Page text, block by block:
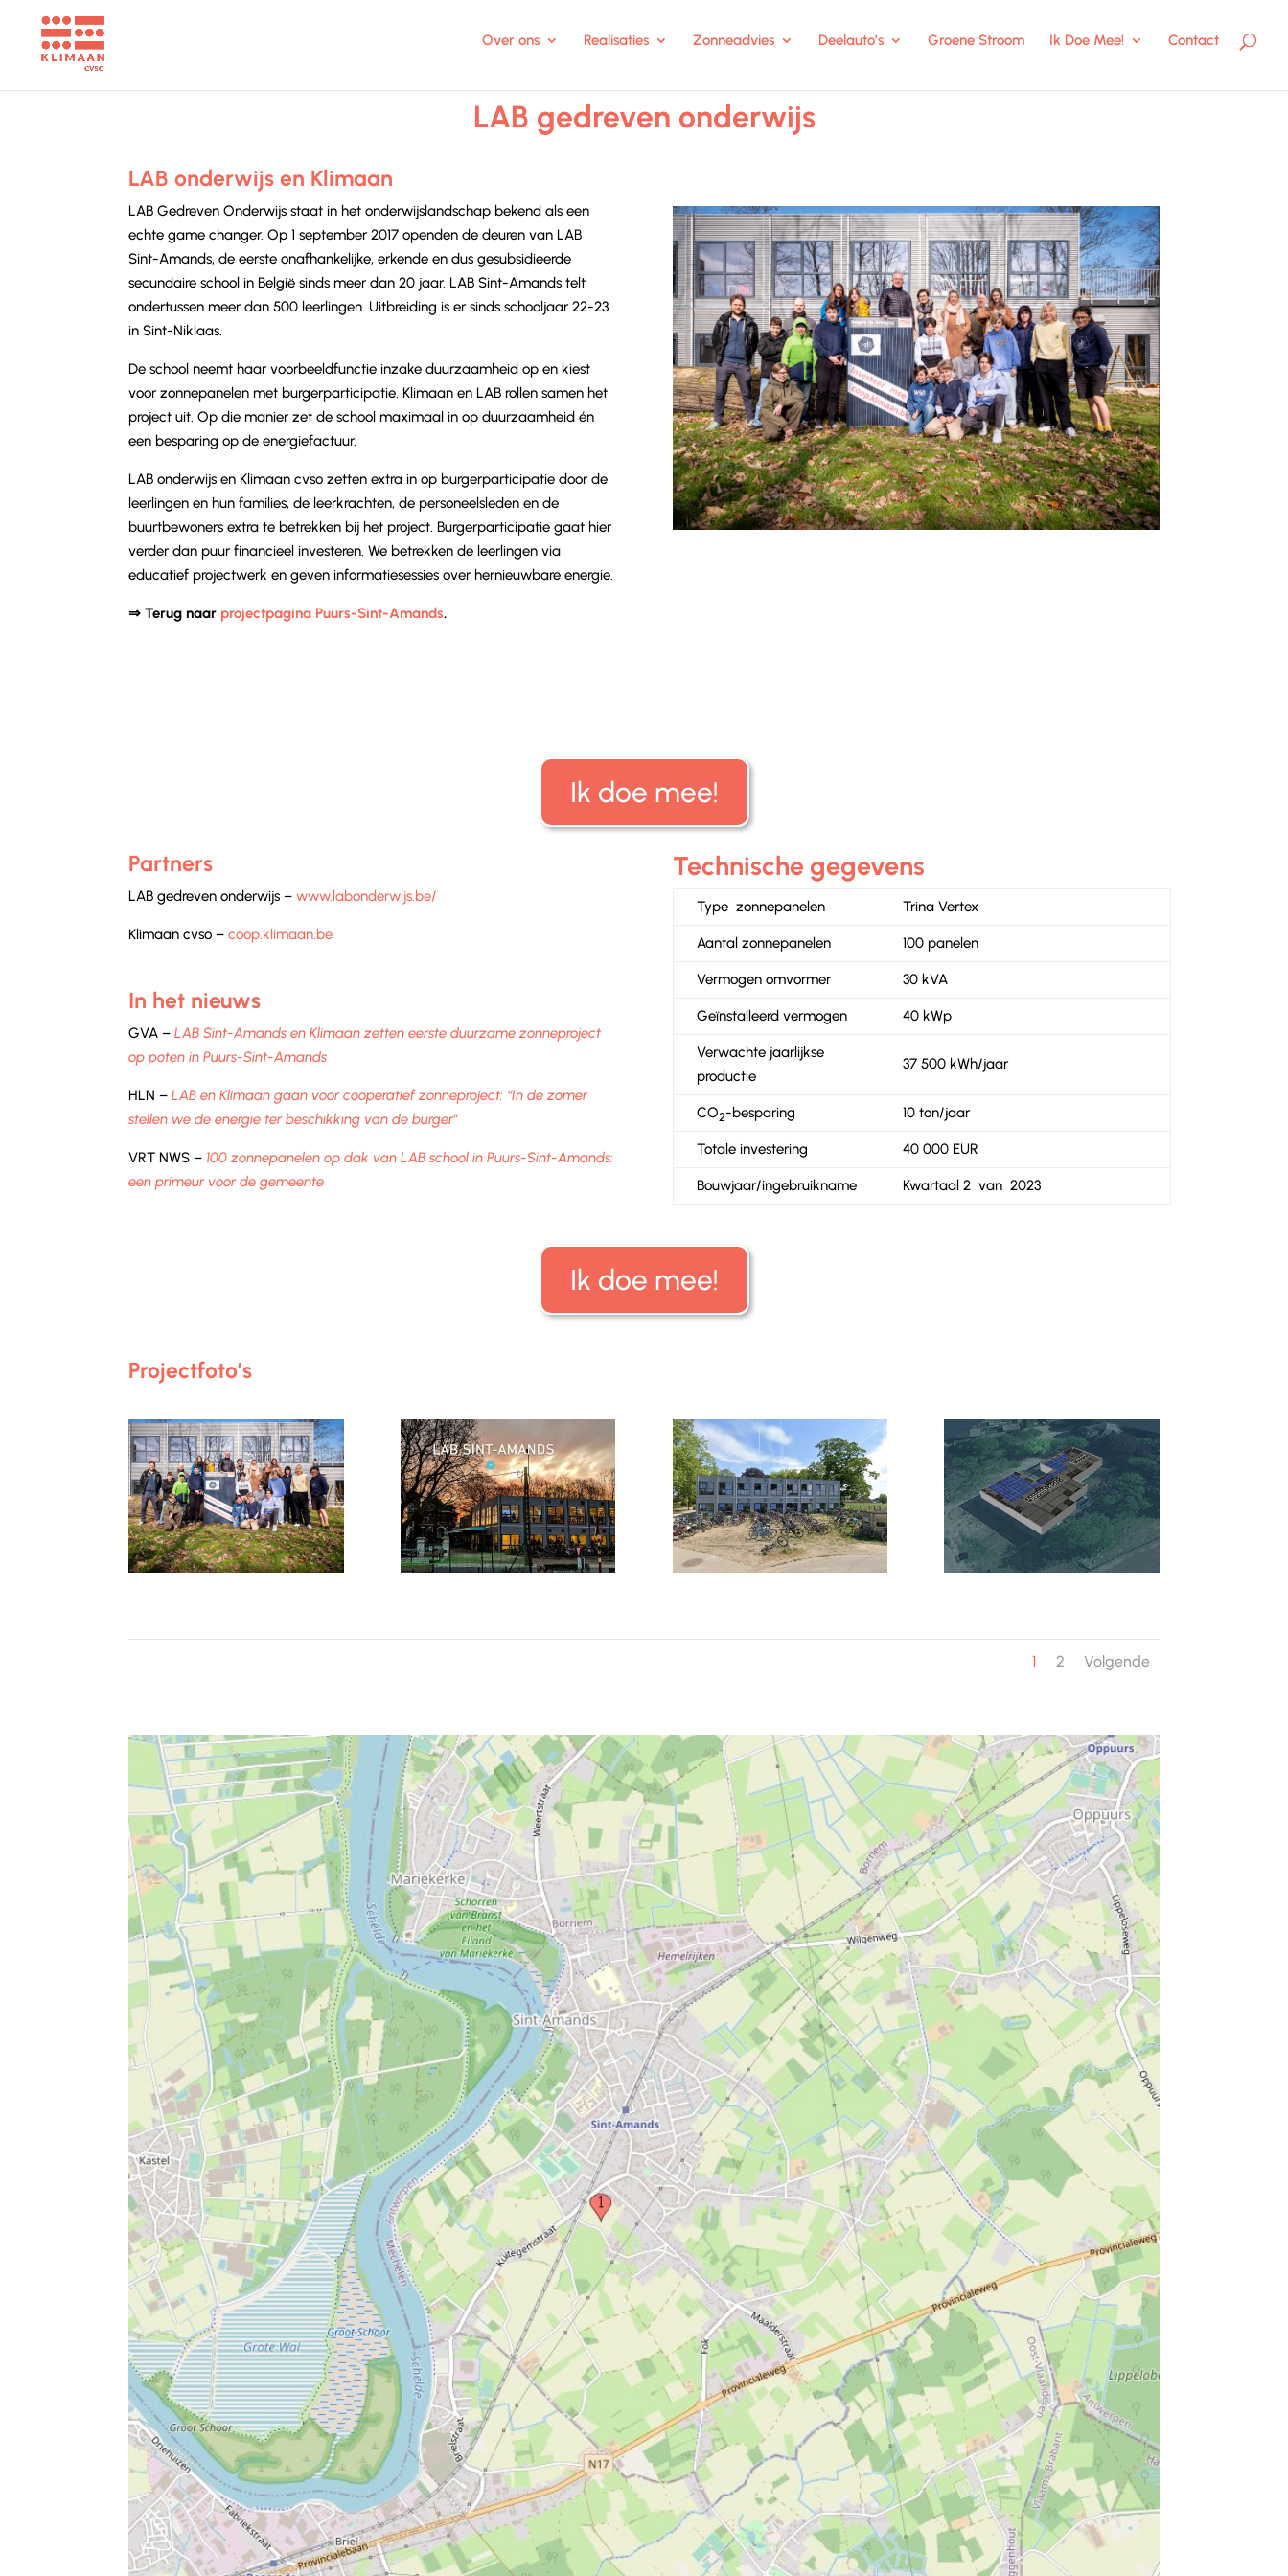
Over ons Realisaties Zonneadvies Deelauto’s Groene Stroom Ik Doe Mee! Contact
LAB gedreven onderwijs
LAB onderwijs en Klimaan
LAB Gedreven Onderwijs staat in het onderwijslandschap bekend als een
echte game changer. Op 1 september 2017 openden de deuren van LAB
Sint-Amands, de eerste onafhankelijke, erkende en dus gesubsidieerde
secundaire school in België sinds meer dan 20 jaar. LAB Sint-Amands telt
ondertussen meer dan 500 leerlingen.Uitbreiding is er sinds schooljaar 22-23
in Sint-Niklaas.
De school neemt haar voorbeeldfunctie inzake duurzaamheid op en kiest
voor zonnepanelen met burgerparticipatie. Klimaan en LAB rollen samen het
project uit. Op die manier zet de school maximaal in op duurzaamheid én
een besparing op de energiefactuur.
LAB onderwijsen Klimaan cvso zetten extra in op burgerparticipatie door de
leerlingen en hun families, de leerkrachten, de personeelsleden en de
buurtbewoners extra te betrekken bij het project. Burgerparticipatie gaat hier
verder dan puur financieel investeren. We betrekken de leerlingen via
educatief projectwerk en geven informatiesessies over hernieuwbare energie.
⇒ Terug naar projectpagina Puurs-Sint-Amands.
Ik doe mee!
Partners
LAB gedreven onderwijs–www.labonderwijs.be/
Klimaan cvso –coop.klimaan.be
In het nieuws
GVA –LAB Sint-Amands en Klimaan zetten eerste duurzame zonneproject
op poten in Puurs-Sint-Amands
HLN –LAB en Klimaan gaan voor coöperatief zonneproject: “In de zomer
stellen we de energie ter beschikking van de burger”
VRT NWS – 100 zonnepanelen op dak van LAB school in Puurs-Sint-Amands:
een primeur voor de gemeente
Technische gegevens
Type zonnepanelen Trina Vertex
Aantal zonnepanelen 100 panelen
Vermogen omvormer 30 kVA
Geïnstalleerd vermogen 40 kWp
Verwachte jaarlijkse
productie
37 500 kWh/jaar
CO2-besparing 10 ton/jaar
Totale investering 40 000 EUR
Bouwjaar/ingebruikname Kwartaal 2 van 2023
Ik doe mee!
Projectfoto’s
1 2 Volgende